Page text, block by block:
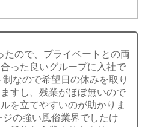
ープ】
女][艶楼]
ゾート]
ープ】
たので、プライベートとの両
った良いグループに入社で
なので希望日の休みを取り
すし、残業がほぼ無いので
を立てやすいのが助かりま
の強い風俗業界でしたけ